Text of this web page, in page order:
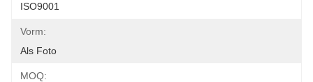
ISO9001
Vorm:
Als Foto
MOQ: